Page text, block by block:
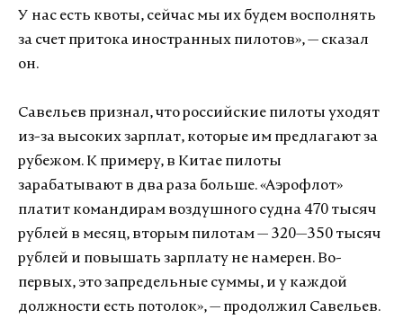
У нас есть квоты, сейчас мы их будем восполнять
за счет притока иностранных пилотов», — сказал
он.
Савельев признал, что российские пилоты уходят
из-за высоких зарплат, которые им предлагают за
рубежом. К примеру, в Китае пилоты
зарабатывают в два раза больше. «Аэрофлот»
платит командирам воздушного судна 470 тысяч
рублей в месяц, вторым пилотам — 320—350 тысяч
рублей и повышать зарплату не намерен. Во-
первых, это запредельные суммы, и у каждой
должности есть потолок», — продолжил Савельев.